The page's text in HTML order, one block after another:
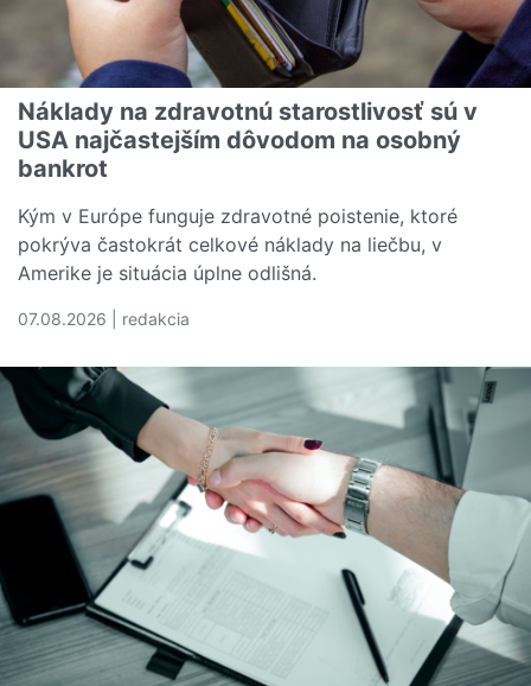
Náklady na zdravotnú starostlivosť sú v
USA najčastejším dôvodom na osobný
bankrot
Kým v Európe funguje zdravotné poistenie, ktoré
pokrýva častokrát celkové náklady na liečbu, v
Amerike je situácia úplne odlišná.
07.08.2026 | redakcia